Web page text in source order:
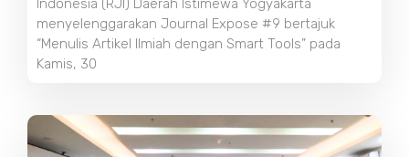
Indonesia (RJI) Daerah Istimewa Yogyakarta
menyelenggarakan Journal Expose #9 bertajuk
“Menulis Artikel Ilmiah dengan Smart Tools” pada
Kamis, 30